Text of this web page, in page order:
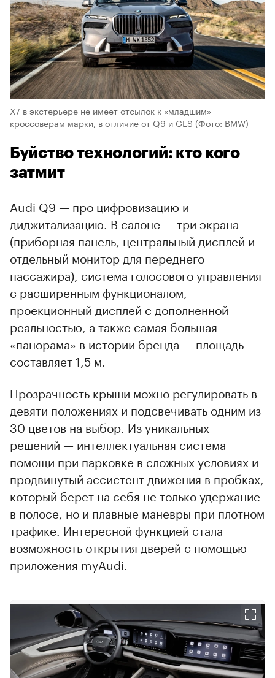
X7 в экстерьере не имеет отсылок к «младшим»
кроссоверам марки, в отличие от Q9 и GLS (Фото: BMW)
Буйство технологий: кто кого
затмит
Audi Q9 — про цифровизацию и
диджитализацию. В салоне — три экрана
(приборная панель, центральный дисплей и
отдельный монитор для переднего
пассажира), система голосового управления
с расширенным функционалом,
проекционный дисплей с дополненной
реальностью, а также самая большая
«панорама» в истории бренда — площадь
составляет 1,5 м.
Прозрачность крыши можно регулировать в
девяти положениях и подсвечивать одним из
30 цветов на выбор. Из уникальных
решений — интеллектуальная система
помощи при парковке в сложных условиях и
продвинутый ассистент движения в пробках,
который берет на себя не только удержание
в полосе, но и плавные маневры при плотном
трафике. Интересной функцией стала
возможность открытия дверей с помощью
приложения myAudi.